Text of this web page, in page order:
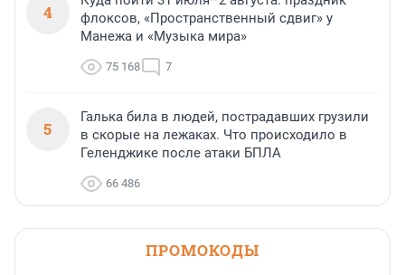
4
флоксов, «Пространственный сдвиг» у
Манежа и «Музыка мира»
75 168 7
5
Галька била в людей, пострадавших грузили
в скорые на лежаках. Что происходило в
Геленджике после атаки БПЛА
66 486
ПРОМОКОДЫ